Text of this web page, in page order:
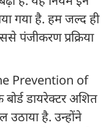
गया है. हम जल्द ही
पंजीकरण प्रक्रिया
Prevention of
डायरेक्टर अशित
उठाया है. उन्होंने